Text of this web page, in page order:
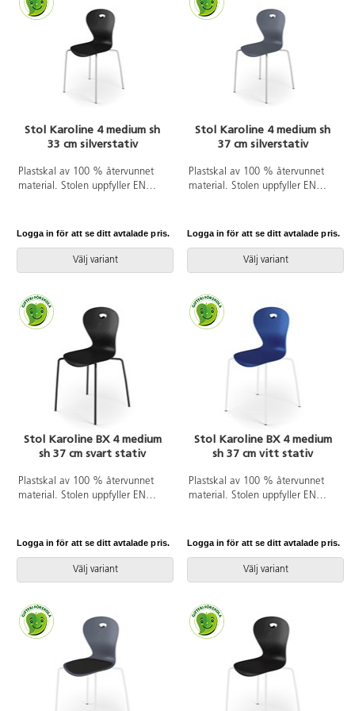
Sitsbredd 42 cm. Sitsdjup 40 cm.
Välj till klädd sits i 100 %
återvunnet material.
Sitsbredd 42 cm. Sitsdjup 40 cm.
Välj till klädd sits i 100 %
återvunnet material.
Stol Karoline 4 medium sh
33 cm silverstativ
Plastskal av 100 % återvunnet
material. Stolen uppfyller EN
133 och 176 cm sitter bekvämt
på baksidan. Stapelbar och
upphängningsbar när man vänder
Silverlackerat stativ RAL 9006.
Logga in för att se ditt avtalade pris.
Välj variant
Stol Karoline 4 medium sh
37 cm silverstativ
Plastskal av 100 % återvunnet
material. Stolen uppfyller EN
133 och 176 cm sitter bekvämt
på baksidan. Stapelbar och
upphängningsbar när man vänder
Silverlackerat stativ RAL 9006.
Logga in för att se ditt avtalade pris.
Välj variant
Stol Karoline BX 4 medium
sh 37 cm svart stativ
Plastskal av 100 % återvunnet
material. Stolen uppfyller EN
133 och 176 cm sitter bekvämt
på baksidan. Stapelbar och
upphängningsbar när man vänder
Svartlackerat stativ RAL 9005.
Logga in för att se ditt avtalade pris.
Välj variant
Stol Karoline BX 4 medium
sh 37 cm vitt stativ
Plastskal av 100 % återvunnet
material. Stolen uppfyller EN
133 och 176 cm sitter bekvämt
på baksidan. Stapelbar och
upphängningsbar när man vänder
stativ RAL 9003.
Logga in för att se ditt avtalade pris.
Välj variant